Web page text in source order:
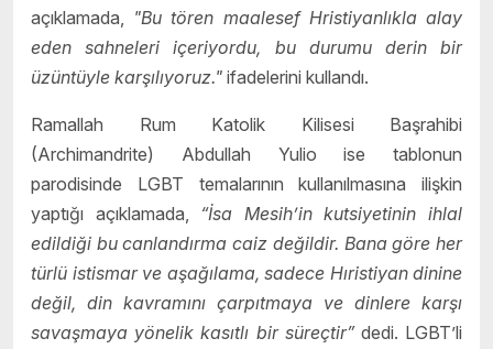
açıklamada, "Bu tören maalesef Hristiyanlıkla alay
eden sahneleri içeriyordu, bu durumu derin bir
üzüntüyle karşılıyoruz." ifadelerini kullandı.
Ramallah Rum Katolik Kilisesi Başrahibi
(Archimandrite) Abdullah Yulio ise tablonun
parodisinde LGBT temalarının kullanılmasına ilişkin
yaptığı açıklamada, “İsa Mesih’in kutsiyetinin ihlal
edildiği bu canlandırma caiz değildir. Bana göre her
türlü istismar ve aşağılama, sadece Hıristiyan dinine
değil, din kavramını çarpıtmaya ve dinlere karşı
savaşmaya yönelik kasıtlı bir süreçtir”dedi. LGBT’li